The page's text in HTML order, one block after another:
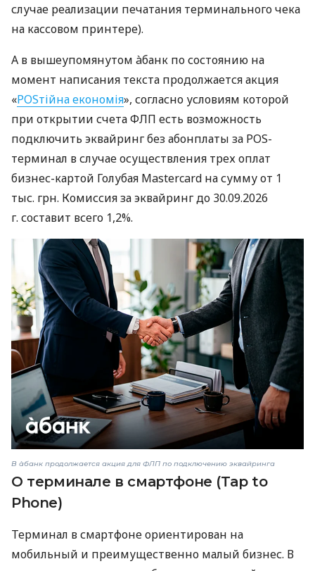
случае реализации печатания терминального чека
на кассовом принтере).
А в вышеупомянутом àбанк по состоянию на
момент написания текста продолжается акция
«POSтійна економія», согласно условиям которой
при открытии счета ФЛП есть возможность
подключить эквайринг без абонплаты за POS-
терминал в случае осуществления трех оплат
бизнес-картой Голубая Mastercard на сумму от 1
тыс. грн. Комиссия за эквайринг до 30.09.2026
г. составит всего 1,2%.
В àбанк продолжается акция для ФЛП по подключению эквайринга
О терминале в смартфоне (Tap to
Phone)
Терминал в смартфоне ориентирован на
мобильный и преимущественно малый бизнес. В